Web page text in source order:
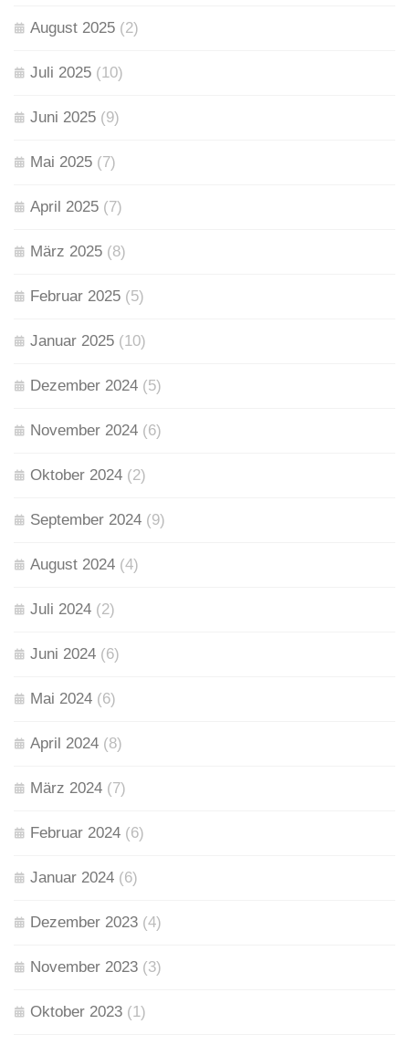
August 2025 (2)
Juli 2025 (10)
Juni 2025 (9)
Mai 2025 (7)
April 2025 (7)
März 2025 (8)
Februar 2025 (5)
Januar 2025 (10)
Dezember 2024 (5)
November 2024 (6)
Oktober 2024 (2)
September 2024 (9)
August 2024 (4)
Juli 2024 (2)
Juni 2024 (6)
Mai 2024 (6)
April 2024 (8)
März 2024 (7)
Februar 2024 (6)
Januar 2024 (6)
Dezember 2023 (4)
November 2023 (3)
Oktober 2023 (1)